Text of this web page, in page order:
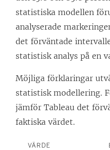
statistiska modellen
analyserade
det förväntade
statistisk analys på en
Möjliga förklaringar
statistisk modellering.
jämför Tableau det
faktiska värdet.
VÄRDE